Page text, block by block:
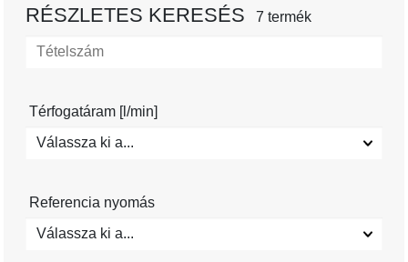
RÉSZLETES KERESÉS 7 termék
Térfogatáram [l/min]
Válassza ki a...
Referencia nyomás
Válassza ki a...